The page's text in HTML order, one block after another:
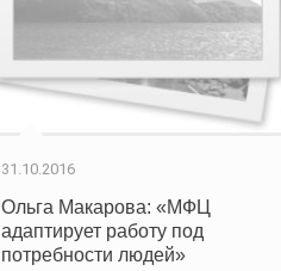
31.10.2016
Ольга Макарова: «МФЦ
адаптирует работу под
потребности людей»